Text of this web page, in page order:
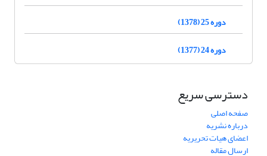
دوره 25 (1378)
دوره 24 (1377)
دسترسی سریع
صفحه اصلی
درباره نشریه
اعضای هیات تحریریه
ارسال مقاله